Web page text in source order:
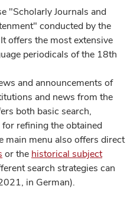
"Scholarly Journals and
conducted by the
offers the most extensive
periodicals of the 18th
and announcements of
and news from the
both basic search,
refining the obtained
main menu also offers direct
or the historical subject
search strategies can
in German).